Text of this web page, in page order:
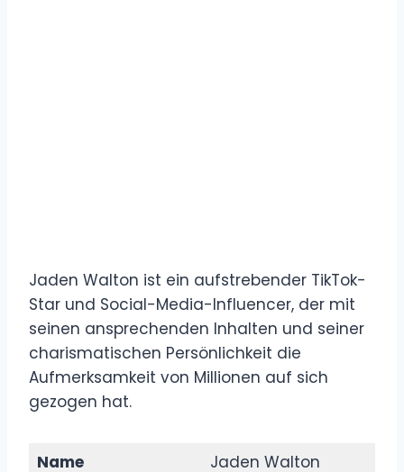
Jaden Walton ist ein aufstrebender TikTok-
Star und Social-Media-Influencer, der mit
seinen ansprechenden Inhalten und seiner
charismatischen Persönlichkeit die
Aufmerksamkeit von Millionen auf sich
gezogen hat.
Name
Jaden Walton